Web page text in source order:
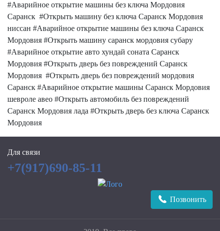
#Аварийное открытие машины без ключа Мордовия
Саранск #Открыть машину без ключа Саранск Мордовия
ниссан #Аварийное открытие машины без ключа Саранск
Мордовия #Открыть машину саранск мордовия субару
#Аварийное открытие авто хундай соната Саранск
Мордовия #Открыть дверь без повреждений Саранск
Мордовия #Открыть дверь без повреждений мордовия
Саранск #Аварийное открытие машины Саранск Мордовия
шевроле авео #Открыть автомобиль без повреждений
Саранск Мордовия лада #Открыть дверь без ключа Саранск
Мордовия
Для связи
+7(917)690-85-11
Позвонить